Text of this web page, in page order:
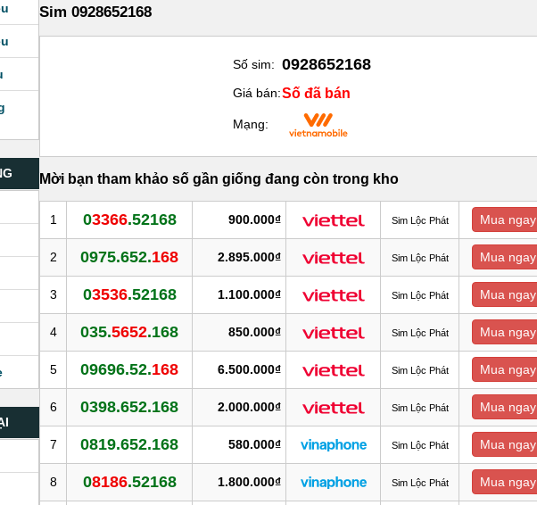
Sim 0928652168
Số sim: 0928652168
Giá bán:Số đã bán
Mạng:
Mời bạn tham khảo số gần giống đang còn trong kho
1 03366.52168 900.000₫ Sim Lộc Phát Mua ngay
2 0975.652.168 2.895.000₫ Sim Lộc Phát Mua ngay
3 03536.52168 1.100.000₫ Sim Lộc Phát Mua ngay
4 035.5652.168 850.000₫ Sim Lộc Phát Mua ngay
5 09696.52.168 6.500.000₫ Sim Lộc Phát Mua ngay
6 0398.652.168 2.000.000₫ Sim Lộc Phát Mua ngay
7 0819.652.168 580.000₫ Sim Lộc Phát Mua ngay
8 08186.52168 1.800.000₫ Sim Lộc Phát Mua ngay